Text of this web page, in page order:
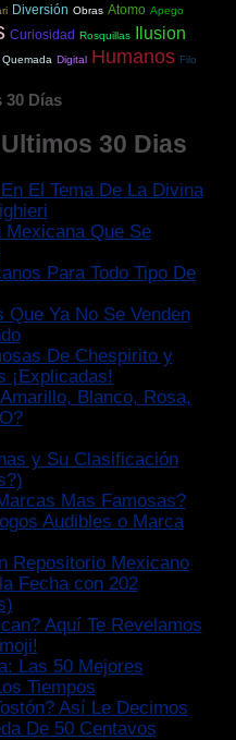
Diversión Obras Atomo Apego
Curiosidad Rosquillas
Ilusion
Quemada Digital Humanos Filo
30 Días
30 Dias
El Tema De La Divina
Que Se
Para Todo Tipo De
Ya No Se Venden
De Chespirito y
¡Explicadas!
Blanco, Rosa,
y Su Clasificación
Mas Famosas?
Audibles o Marca
Repositorio Mexicano
Fecha con 202
Aquí Te Revelamos
Las 50 Mejores
Tiempos
Así Le Decimos
De 50 Centavos